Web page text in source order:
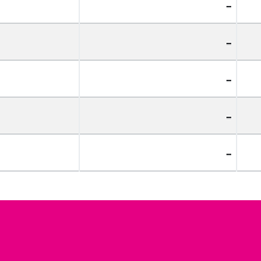
-
-
-
-